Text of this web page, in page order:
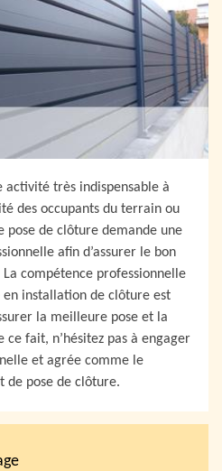
activité très indispensable à
des occupants du terrain ou
pose de clôture demande une
afin d’assurer le bon
compétence professionnelle
installation de clôture est
la meilleure pose et la
ce fait, n’hésitez pas à engager
et agrée comme le
de pose de clôture.